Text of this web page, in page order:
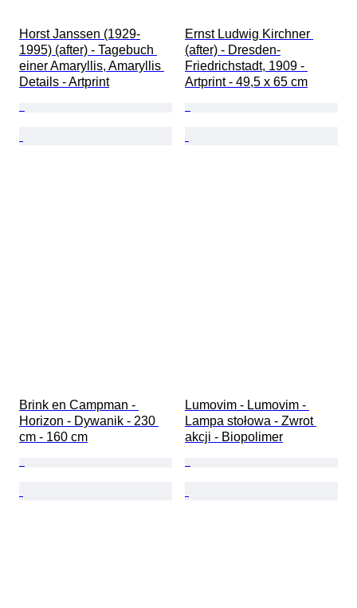
Horst Janssen (1929-
1995) (after) - Tagebuch
einer Amaryllis, Amaryllis
Details - Artprint
Ernst Ludwig Kirchner
(after) - Dresden-
Friedrichstadt, 1909 -
Artprint - 49,5 x 65 cm
Brink en Campman -
Horizon - Dywanik - 230
cm - 160 cm
Lumovim - Lumovim -
Lampa stołowa - Zwrot
akcji - Biopolimer